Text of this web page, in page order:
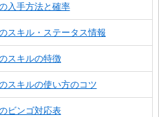
入手方法と確率
スキル・ステータス情報
スキルの特徴
スキルの使い方のコツ
ビンゴ対応表